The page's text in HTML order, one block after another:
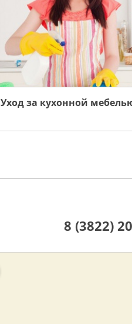
Уход за кухонной
8 (3822)